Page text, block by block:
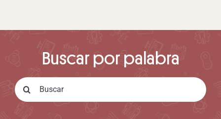
Buscar por palabra
Search
for: